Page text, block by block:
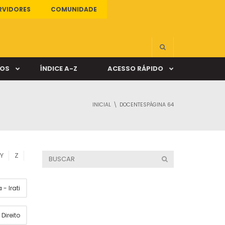
COMUNIDADE
ÍNDICE A-Z ACESSO RÁPIDO
INICIAL DOCENTESPÁGINA 64
Y Z
- Irati
Direito